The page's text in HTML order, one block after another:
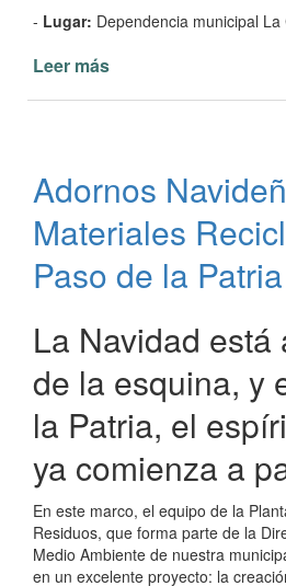
- Lugar: Dependencia municipal La
Leer más
Botellas
Recicladas
Adornos
Materiales
Paso de la Patria
La Navidad está
de la esquina, y
la Patria, el
ya comienza a
En este marco, el equipo de la
Residuos, que forma parte de la
Medio Ambiente de nuestra
en un excelente proyecto: la